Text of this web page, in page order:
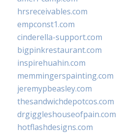
hrsreceivables.com
empconst1.com
cinderella-support.com
bigpinkrestaurant.com
inspirehuahin.com
memmingerspainting.com
jeremypbeasley.com
thesandwichdepotcos.com
drgiggleshouseofpain.com
hotflashdesigns.com